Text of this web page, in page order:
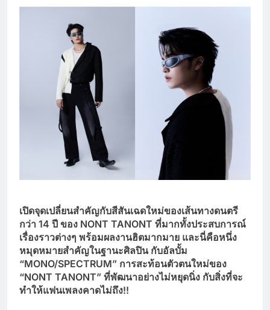
เปิดจุดเปลี่ยนสำคัญกับสีสันเฉดใหม่ของเส้นทางดนตรี
กว่า 14 ปี ของ NONT TANONT ที่มากทั้งประสบการณ์
เรื่องราวต่างๆ พร้อมผลงานฮิตมากมาย และนี่คือหนึ่ง
หมุดหมายสำคัญในฐานะศิลปิน กับอัลบั้ม
“MONO/SPECTRUM” การสะท้อนตัวตนใหม่ของ
“NONT TANONT” ที่พัฒนาอย่างไม่หยุดนิ่ง กับสิ่งที่จะ
ทำให้แฟนเพลงคาดไม่ถึง!!